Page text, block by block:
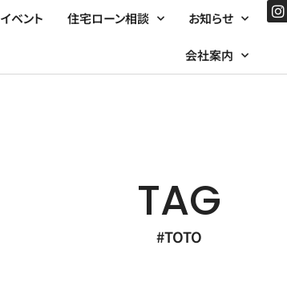
イベント 住宅ローン相談 お知らせ
会社案内
TAG
#TOTO